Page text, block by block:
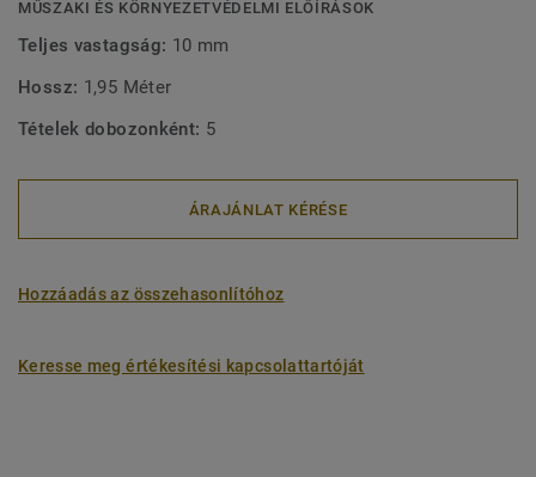
MŰSZAKI ÉS KÖRNYEZETVÉDELMI ELŐÍRÁSOK
Teljes vastagság: 10 mm
Hossz: 1,95 Méter
Tételek dobozonként: 5
ÁRAJÁNLAT KÉRÉSE
Hozzáadás az összehasonlítóhoz
Keresse meg értékesítési kapcsolattartóját